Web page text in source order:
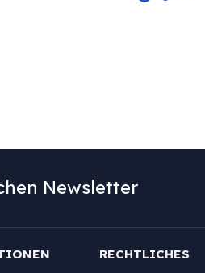
Newsletter
RECHTLICHES